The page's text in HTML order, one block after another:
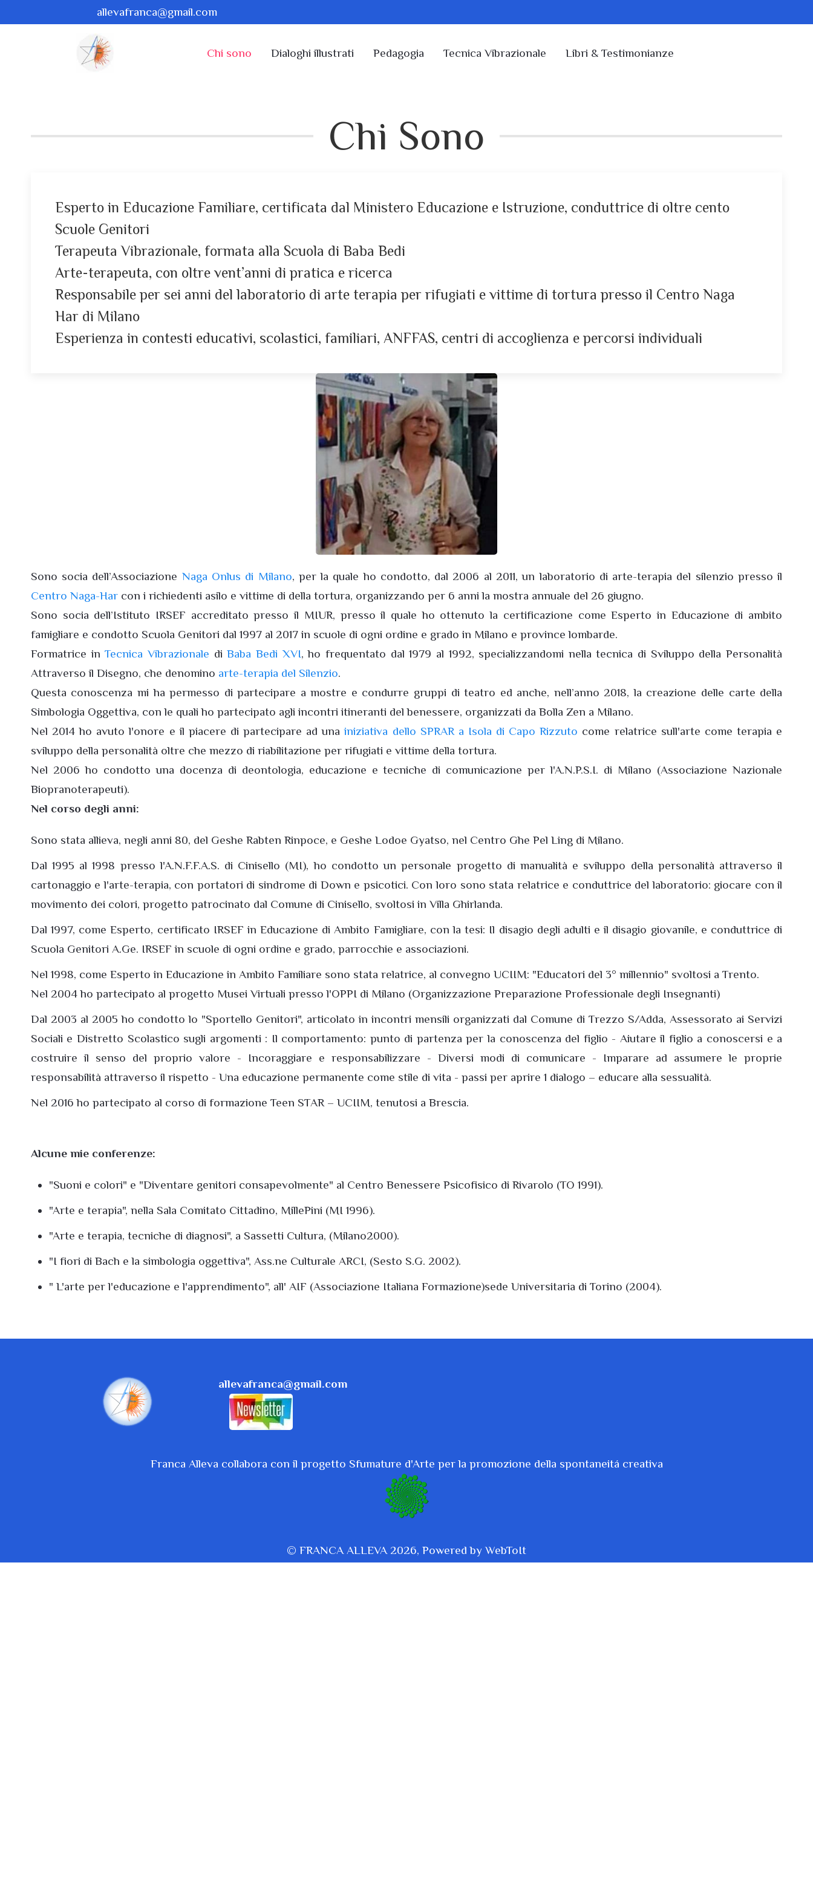
allevafranca@gmail.com
Chi sono Dialoghi illustrati Pedagogia Tecnica Vibrazionale Libri & Testimonianze
Chi Sono
Esperto in Educazione Familiare, certificata dal Ministero Educazione e Istruzione, conduttrice di oltre cento
Scuole Genitori
Terapeuta Vibrazionale, formata alla Scuola di Baba Bedi
Arte-terapeuta, con oltre vent’anni di pratica e ricerca
Responsabile per sei anni del laboratorio di arte terapia per rifugiati e vittime di tortura presso il Centro Naga
Har di Milano
Esperienza in contesti educativi, scolastici, familiari, ANFFAS, centri di accoglienza e percorsi individuali
Sono socia dell’Associazione Naga Onlus di Milano, per la quale ho condotto, dal 2006 al 2011, un laboratorio di arte-terapia del silenzio presso il
Centro Naga-Har con i richiedenti asilo e vittime di della tortura, organizzando per 6 anni la mostra annuale del 26 giugno.
Sono socia dell’Istituto IRSEF accreditato presso il MIUR, presso il quale ho ottenuto la certificazione come Esperto in Educazione di ambito
famigliare e condotto Scuola Genitori dal 1997 al 2017 in scuole di ogni ordine e grado in Milano e province lombarde.
Formatrice inTecnica Vibrazionale diBaba Bedi XVI, ho frequentato dal 1979 al 1992, specializzandomi nella tecnica di Sviluppo della Personalità
Attraverso il Disegno, che denomino arte-terapia del Silenzio.
Questa conoscenza mi ha permesso di partecipare a mostre e condurre gruppi di teatro ed anche, nell’anno 2018, la creazione delle carte della
Simbologia Oggettiva, con le quali ho partecipato agli incontri itineranti del benessere, organizzati da Bolla Zen a Milano.
Nel 2014 ho avuto l'onore e il piacere di partecipare ad unainiziativa dello SPRAR a Isola di Capo Rizzuto come relatrice sull'arte come terapia e
sviluppo della personalità oltre che mezzo di riabilitazione per rifugiati e vittime della tortura.
Nel 2006 ho condotto una docenza di deontologia, educazione e tecniche di comunicazione per l'A.N.P.S.I. di Milano (Associazione Nazionale
Biopranoterapeuti).
Nel corso degli anni:
Sono stata allieva, negli anni 80, del Geshe Rabten Rinpoce, e Geshe Lodoe Gyatso, nel Centro Ghe Pel Ling di Milano.
Dal 1995 al 1998 presso l'A.N.F.F.A.S. di Cinisello (MI), ho condotto un personale progetto di manualità e sviluppo della personalità attraverso il
cartonaggio e l'arte-terapia, con portatori di sindrome di Down e psicotici. Con loro sono stata relatrice e conduttrice del laboratorio: giocare con il
movimento dei colori, progetto patrocinato dal Comune di Cinisello, svoltosi in Villa Ghirlanda.
Dal 1997, come Esperto, certificato IRSEF in Educazione di Ambito Famigliare, con la tesi: Il disagio degli adulti e il disagio giovanile, e conduttrice di
Scuola Genitori A.Ge. IRSEF in scuole di ogni ordine e grado, parrocchie e associazioni.
Nel 1998, come Esperto in Educazione in Ambito Familiare sono stata relatrice, al convegno UCIIM: "Educatori del 3° millennio" svoltosi a Trento.
Nel 2004 ho partecipato al progetto Musei Virtuali presso l'OPPI di Milano (Organizzazione Preparazione Professionale degli Insegnanti)
Dal 2003 al 2005 ho condotto lo "Sportello Genitori", articolato in incontri mensili organizzati dal Comune di Trezzo S/Adda, Assessorato ai Servizi
Sociali e Distretto Scolastico sugli argomenti : Il comportamento: punto di partenza per la conoscenza del figlio - Aiutare il figlio a conoscersi e a
costruire il senso del proprio valore - Incoraggiare e responsabilizzare - Diversi modi di comunicare - Imparare ad assumere le proprie
responsabilità attraverso il rispetto - Una educazione permanente come stile di vita - passi per aprire 1 dialogo – educare alla sessualità.
Nel 2016 ho partecipato al corso di formazione Teen STAR – UCIIM, tenutosi a Brescia.
Alcune mie conferenze:
"Suoni e colori" e "Diventare genitori consapevolmente" al Centro Benessere Psicofisico di Rivarolo (TO 1991).
"Arte e terapia", nella Sala Comitato Cittadino, MillePini (MI 1996).
"Arte e terapia, tecniche di diagnosi", a Sassetti Cultura, (Milano2000).
"I fiori di Bach e la simbologia oggettiva", Ass.ne Culturale ARCI, (Sesto S.G. 2002).
" L'arte per l'educazione e l'apprendimento", all' AIF (Associazione Italiana Formazione)sede Universitaria di Torino (2004).
allevafranca@gmail.com
Franca Alleva collabora con il progetto Sfumature d'Arte per la promozione della spontaneitá creativa
© FRANCA ALLEVA 2026, Powered byWebToIt